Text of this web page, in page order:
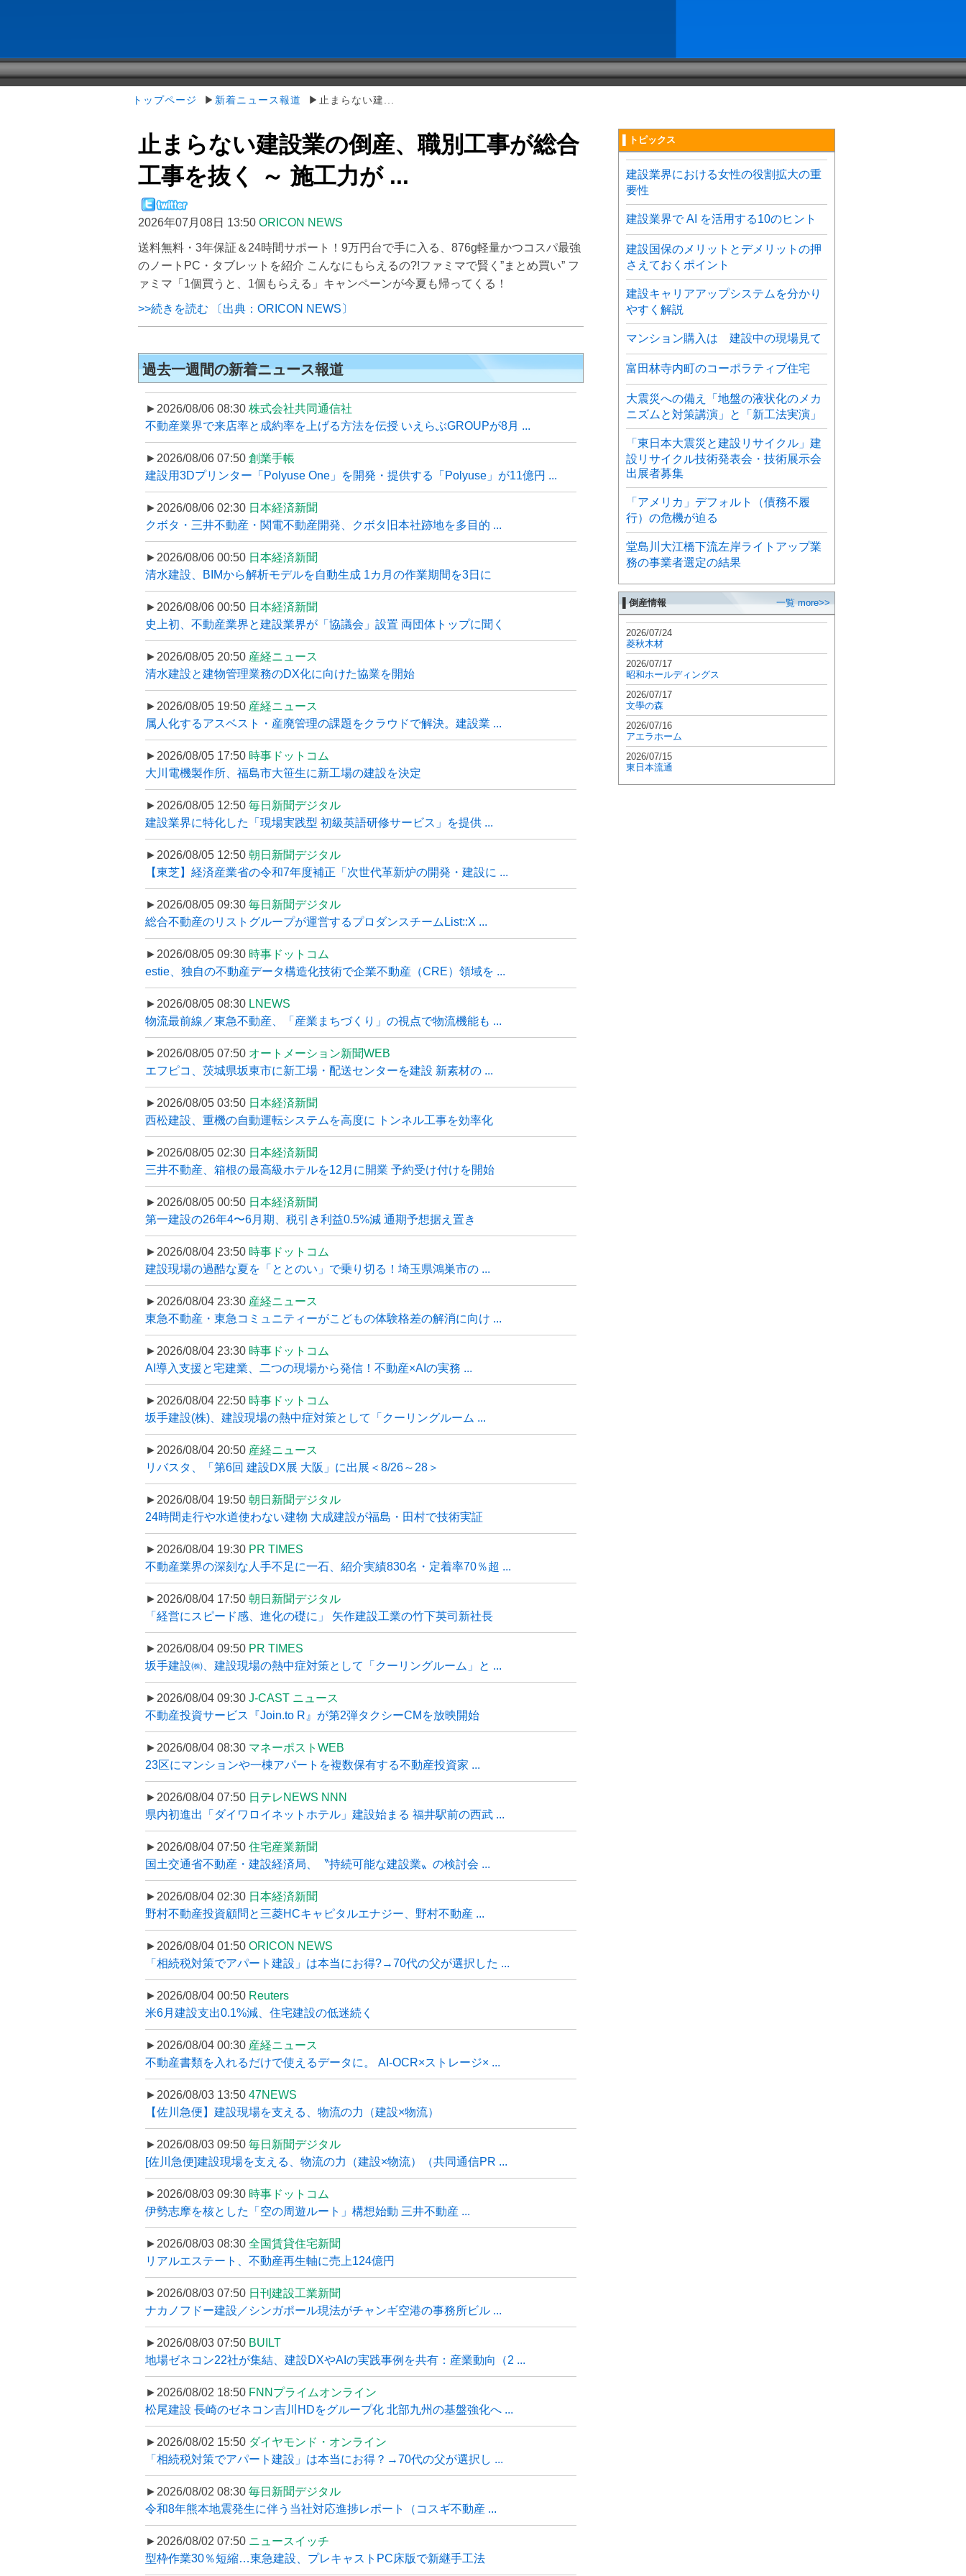
トップページ ▶ 新着ニュース報道 ▶止まらない建...
止まらない建設業の倒産、職別工事が総合
工事を抜く ～ 施工力が ...
2026年07月08日 13:50 ORICON NEWS
送料無料・3年保証＆24時間サポート！9万円台で手に入る、876g軽量かつコスパ最強
のノートPC・タブレットを紹介 こんなにもらえるの?!ファミマで賢く”まとめ買い” フ
ァミマ「1個買うと、1個もらえる」キャンペーンが今夏も帰ってくる！
>>続きを読む 〔出典：ORICON NEWS〕
過去一週間の新着ニュース報道
►2026/08/06 08:30 株式会社共同通信社
不動産業界で来店率と成約率を上げる方法を伝授 いえらぶGROUPが8月 ...
►2026/08/06 07:50 創業手帳
建設用3Dプリンター「Polyuse One」を開発・提供する「Polyuse」が11億円 ...
►2026/08/06 02:30 日本経済新聞
クボタ・三井不動産・関電不動産開発、クボタ旧本社跡地を多目的 ...
►2026/08/06 00:50 日本経済新聞
清水建設、BIMから解析モデルを自動生成 1カ月の作業期間を3日に
►2026/08/06 00:50 日本経済新聞
史上初、不動産業界と建設業界が「協議会」設置 両団体トップに聞く
►2026/08/05 20:50 産経ニュース
清水建設と建物管理業務のDX化に向けた協業を開始
►2026/08/05 19:50 産経ニュース
属人化するアスベスト・産廃管理の課題をクラウドで解決。建設業 ...
►2026/08/05 17:50 時事ドットコム
大川電機製作所、福島市大笹生に新工場の建設を決定
►2026/08/05 12:50 毎日新聞デジタル
建設業界に特化した「現場実践型 初級英語研修サービス」を提供 ...
►2026/08/05 12:50 朝日新聞デジタル
【東芝】経済産業省の令和7年度補正「次世代革新炉の開発・建設に ...
►2026/08/05 09:30 毎日新聞デジタル
総合不動産のリストグループが運営するプロダンスチームList::X ...
►2026/08/05 09:30 時事ドットコム
estie、独自の不動産データ構造化技術で企業不動産（CRE）領域を ...
►2026/08/05 08:30 LNEWS
物流最前線／東急不動産、「産業まちづくり」の視点で物流機能も ...
►2026/08/05 07:50 オートメーション新聞WEB
エフピコ、茨城県坂東市に新工場・配送センターを建設 新素材の ...
►2026/08/05 03:50 日本経済新聞
西松建設、重機の自動運転システムを高度に トンネル工事を効率化
►2026/08/05 02:30 日本経済新聞
三井不動産、箱根の最高級ホテルを12月に開業 予約受け付けを開始
►2026/08/05 00:50 日本経済新聞
第一建設の26年4〜6月期、税引き利益0.5%減 通期予想据え置き
►2026/08/04 23:50 時事ドットコム
建設現場の過酷な夏を「ととのい」で乗り切る！埼玉県鴻巣市の ...
►2026/08/04 23:30 産経ニュース
東急不動産・東急コミュニティーがこどもの体験格差の解消に向け ...
►2026/08/04 23:30 時事ドットコム
AI導入支援と宅建業、二つの現場から発信！不動産×AIの実務 ...
►2026/08/04 22:50 時事ドットコム
坂手建設(株)、建設現場の熱中症対策として「クーリングルーム ...
►2026/08/04 20:50 産経ニュース
リバスタ、「第6回 建設DX展 大阪」に出展＜8/26～28＞
►2026/08/04 19:50 朝日新聞デジタル
24時間走行や水道使わない建物 大成建設が福島・田村で技術実証
►2026/08/04 19:30 PR TIMES
不動産業界の深刻な人手不足に一石、紹介実績830名・定着率70％超 ...
►2026/08/04 17:50 朝日新聞デジタル
「経営にスピード感、進化の礎に」 矢作建設工業の竹下英司新社長
►2026/08/04 09:50 PR TIMES
坂手建設㈱、建設現場の熱中症対策として「クーリングルーム」と ...
►2026/08/04 09:30 J-CAST ニュース
不動産投資サービス『Join.to R』が第2弾タクシーCMを放映開始
►2026/08/04 08:30 マネーポストWEB
23区にマンションや一棟アパートを複数保有する不動産投資家 ...
►2026/08/04 07:50 日テレNEWS NNN
県内初進出「ダイワロイネットホテル」建設始まる 福井駅前の西武 ...
►2026/08/04 07:50 住宅産業新聞
国土交通省不動産・建設経済局、〝持続可能な建設業〟の検討会 ...
►2026/08/04 02:30 日本経済新聞
野村不動産投資顧問と三菱HCキャピタルエナジー、野村不動産 ...
►2026/08/04 01:50 ORICON NEWS
「相続税対策でアパート建設」は本当にお得?→70代の父が選択した ...
►2026/08/04 00:50 Reuters
米6月建設支出0.1%減、住宅建設の低迷続く
►2026/08/04 00:30 産経ニュース
不動産書類を入れるだけで使えるデータに。 AI-OCR×ストレージ× ...
►2026/08/03 13:50 47NEWS
【佐川急便】建設現場を支える、物流の力（建設×物流）
►2026/08/03 09:50 毎日新聞デジタル
[佐川急便]建設現場を支える、物流の力（建設×物流）（共同通信PR ...
►2026/08/03 09:30 時事ドットコム
伊勢志摩を核とした「空の周遊ルート」構想始動 三井不動産 ...
►2026/08/03 08:30 全国賃貸住宅新聞
リアルエステート、不動産再生軸に売上124億円
►2026/08/03 07:50 日刊建設工業新聞
ナカノフドー建設／シンガポール現法がチャンギ空港の事務所ビル ...
►2026/08/03 07:50 BUILT
地場ゼネコン22社が集結、建設DXやAIの実践事例を共有：産業動向（2 ...
►2026/08/02 18:50 FNNプライムオンライン
松尾建設 長崎のゼネコン吉川HDをグループ化 北部九州の基盤強化へ ...
►2026/08/02 15:50 ダイヤモンド・オンライン
「相続税対策でアパート建設」は本当にお得？→70代の父が選択し ...
►2026/08/02 08:30 毎日新聞デジタル
令和8年熊本地震発生に伴う当社対応進捗レポート（コスギ不動産 ...
►2026/08/02 07:50 ニュースイッチ
型枠作業30％短縮…東急建設、プレキャストPC床版で新継手工法
▌トピックス
建設業界における女性の役割拡大の重
要性
建設業界で AI を活用する10のヒント
建設国保のメリットとデメリットの押
さえておくポイント
建設キャリアアップシステムを分かり
やすく解説
マンション購入は 建設中の現場見て
富田林寺内町のコーポラティブ住宅
大震災への備え「地盤の液状化のメカ
ニズムと対策講演」と「新工法実演」
「東日本大震災と建設リサイクル」建
設リサイクル技術発表会・技術展示会
出展者募集
「アメリカ」デフォルト（債務不履
行）の危機が迫る
堂島川大江橋下流左岸ライトアップ業
務の事業者選定の結果
▌倒産情報 一覧 more>>
2026/07/24
菱秋木材
2026/07/17
昭和ホールディングス
2026/07/17
文學の森
2026/07/16
アエラホーム
2026/07/15
東日本流通